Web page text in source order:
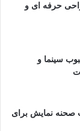
حرفه‌ ای و
سینما و
نمایش برای